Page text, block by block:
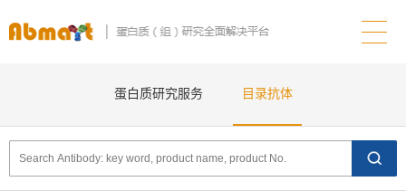
蛋白质研究服务 目录抗体